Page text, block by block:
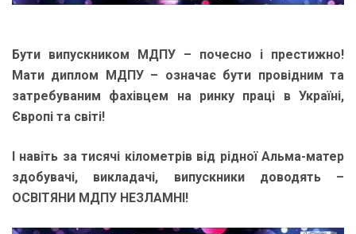
Бути випускником МДПУ – почесно і престижно!
Мати диплом МДПУ – означає бути провідним та
затребуваним фахівцем на ринку праці в Україні,
Європі та світі!
І навіть за тисячі кілометрів від рідної Альма-матер
здобувачі, викладачі, випускники доводять –
ОСВІТЯНИ МДПУ НЕЗЛАМНІ!